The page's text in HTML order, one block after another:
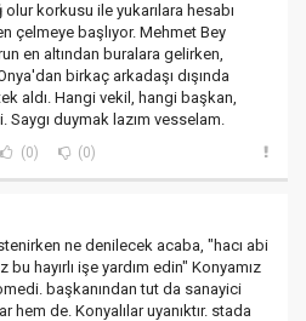
olur korkusu ile yukarılara hesabı
çelmeye başlıyor. Mehmet Bey
en altından buralara gelirken,
birkaç arkadaşı dışında
aldı. Hangi vekil, hangi başkan,
Saygı duymak lazım vesselam.
(0) (0)
ne denilecek acaba, "hacı abi
bu hayırlı işe yardım edin" Konyamız
başkanından tut da sanayici
hem de. Konyalılar uyanıktır. stada